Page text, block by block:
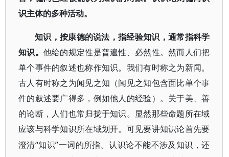
识主体的多种活动。
知识，按康德的说法，指经验知识，通常指科学
知识。 他给的规定性是普遍性、必然性。然而人们把
单个事件的叙述也称作知识。我们有时称之为新闻。
古人有时称之为闻见之知（闻见之知包含面比单个事
件的叙述要广得多，例如他人的经验）。关于美、善
的论断，人们也常归拢于知识。显然那些命题所在域
应该与科学知识所在域划开。可见要讲知识论首先要
澄清“知识”一词的所指。认识论不能不涉及知识，还